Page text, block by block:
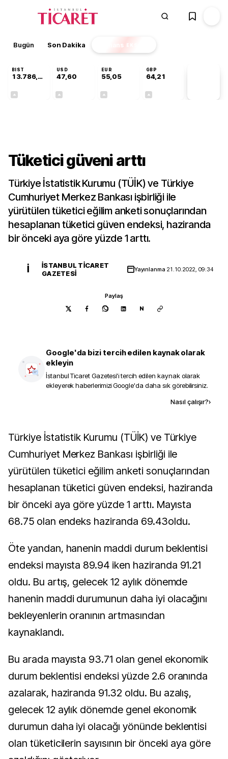
Bugün Son Dakika Finans EKSTRA
BIST
13.786,74
USD
47,60
EUR
55,05
GBP
64,21
Tüketici güveni arttı
Türkiye İstatistik Kurumu (TÜİK) ve Türkiye
Cumhuriyet Merkez Bankası işbirliği ile
yürütülen tüketici eğilim anketi sonuçlarından
hesaplanan tüketici güven endeksi, haziranda
bir önceki aya göre yüzde 1 arttı.
İ
İSTANBUL TICARET
GAZETESI
Yayınlanma 21.10.2022, 09:34
Paylaş
N
Google'da bizi tercih edilen kaynak olarak
ekleyin
İstanbul Ticaret Gazetesi'i tercih edilen kaynak olarak
ekleyerek haberlerimizi Google'da daha sık görebilirsiniz.
Nasıl çalışır?›
Türkiye İstatistik Kurumu (TÜİK) ve Türkiye
Cumhuriyet Merkez Bankası işbirliği ile
yürütülen tüketici eğilim anketi sonuçlarından
hesaplanan tüketici güven endeksi, haziranda
bir önceki aya göre yüzde 1 arttı. Mayısta
68.75 olan endeks haziranda 69.43oldu.
Öte yandan, hanenin maddi durum beklentisi
endeksi mayısta 89.94 iken haziranda 91.21
oldu. Bu artış, gelecek 12 aylık dönemde
hanenin maddi durumunun daha iyi olacağını
bekleyenlerin oranının artmasından
kaynaklandı.
Bu arada mayısta 93.71 olan genel ekonomik
durum beklentisi endeksi yüzde 2.6 oranında
azalarak, haziranda 91.32 oldu. Bu azalış,
gelecek 12 aylık dönemde genel ekonomik
durumun daha iyi olacağı yönünde beklentisi
olan tüketicilerin sayısının bir önceki aya göre